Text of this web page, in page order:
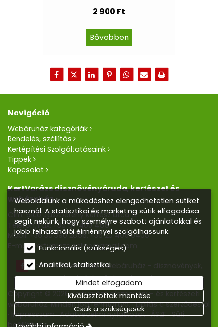
2 900 Ft
Bővebben
Navigáció
Webáruház kategóriák
Rendelés, szállítás
Kertépítési Szolgáltatásaink
Tippek
Kapcsolat
KertVarázs dísznövényáruda, kertészet és
webáruház
Cím: 5100 Jászberény Kertész utca 5.
Telefon/Fax:+36 57 400 455
Mobil:+36 30 390 2856,+36 20 405 0405
E-mail:kertvarazs.online@gmail.com
Kertvarázs Kertészeti webáruház - dísznövények,
kerti tó, öntözőrendszerek
Copyright © 2026 Kertvarázs dísznövény- és kertészeti
webáruház. Minden jog fenntartva. Elállás a szerződéstől
Impresszum Adatvédelmi nyilatkozat ÁSZF Süti
beállítások
Weboldalunk a működéshez elengedhetetlen sütiket
használ. A statisztikai és marketing sütik elfogadása
segít nekünk, hogy személyre szabott ajánlatokkal és
jobb felhasználói élménnyel szolgálhassunk.
Funkcionális (szükséges)
Analitikai, statisztikai
Mindet elfogadom
Kiválasztottak mentése
Csak a szükségesek